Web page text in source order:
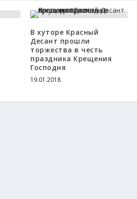
В хуторе Красный
Десант прошли
торжества в честь
праздника Крещения
Господня
19.01.2018